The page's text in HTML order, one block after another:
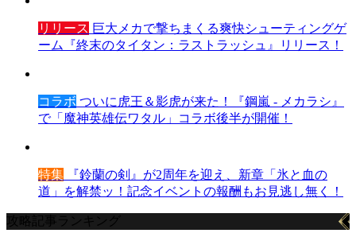
リリース 巨大メカで撃ちまくる爽快シューティングゲ
ーム『終末のタイタン：ラストラッシュ』リリース！
コラボ ついに虎王＆影虎が来た！『鋼嵐 - メカラシ』
で「魔神英雄伝ワタル」コラボ後半が開催！
特集 『鈴蘭の剣』が2周年を迎え、新章「氷と血の
道」を解禁ッ！記念イベントの報酬もお見逃し無く！
攻略記事ランキング